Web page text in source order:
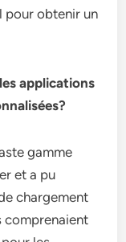
pour obtenir un
applications
gamme
et a pu
chargement
comprenaient